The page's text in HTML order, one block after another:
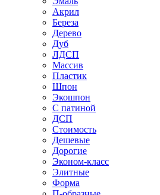
Акрил
Береза
Дерево
Дуб
ЛДСП
Массив
Пластик
Шпон
Экошпон
С патиной
ДСП
Стоимость
Дешевые
Дорогие
Эконом-класс
Элитные
Форма